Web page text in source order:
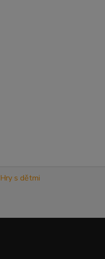
Hry s dětmi